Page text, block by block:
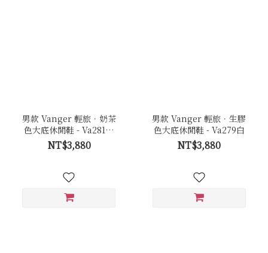
男款 Vanger 輕旅．奶茶
色大底休閒鞋 - Va281黑
(白底)
NT$3,880
男款 Vanger 輕旅．生膠
色大底休閒鞋 - Va279白
NT$3,880